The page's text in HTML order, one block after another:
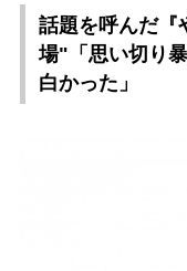
話題を呼んだ『
場"「思い切り
白かった」